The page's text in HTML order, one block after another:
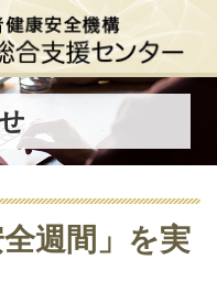
週間」を実